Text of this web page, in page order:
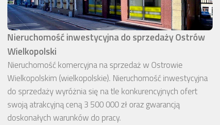
Nieruchomość inwestycyjna do sprzedaży Ostrów
Wielkopolski
Nieruchomość komercyjna na sprzedaż w Ostrowie
Wielkopolskim (wielkopolskie). Nieruchomość inwestycyjna
do sprzedaży wyróżnia się na tle konkurencyjnych ofert
swoją atrakcyjną ceną 3 500 000 zł oraz gwarancją
doskonałych warunków do pracy.